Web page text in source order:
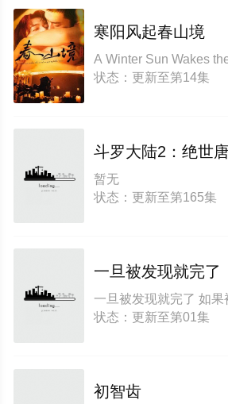
寒阳风起春山境
A Winter Sun Wakes
状态：更新至第14集
斗罗大陆2：绝世
暂无
状态：更新至第165集
一旦被发现就完了
状态：更新至第01集
初智齿